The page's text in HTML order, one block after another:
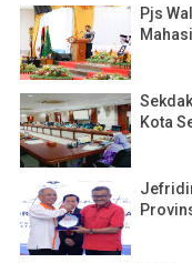
Pjs
Kota